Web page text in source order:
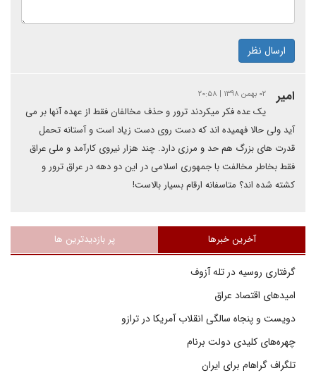
ارسال نظر
امیر ۰۲ بهمن ۱۳۹۸ | ۲۰:۵۸
یک عده فکر میکردند ترور و حذف مخالفان فقط از عهده آنها بر می
آید ولی حالا فهمیده اند که دست روی دست زیاد است و آستانه تحمل
قدرت های بزرگ هم حد و مرزی دارد. چند هزار نیروی کارآمد و ملی عراق
فقط بخاطر مخالفت با جمهوری اسلامی در این دو دهه در عراق ترور و
کشته شده اند؟ متاسفانه ارقام بسیار بالاست!
آخرین خبرها پر بازدیدترین ها
گرفتاری روسیه در تله آزوف
امیدهای اقتصاد عراق
دویست و پنجاه سالگی انقلاب آمریکا در ترازو
چهره‌های کلیدی دولت برنام
تلگراف گراهام برای ایران